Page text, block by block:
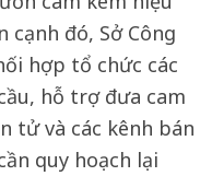
cạnh đó, Sở Công
hợp tổ chức các
hỗ trợ đưa cam
tử và các kênh bán
quy hoạch lại